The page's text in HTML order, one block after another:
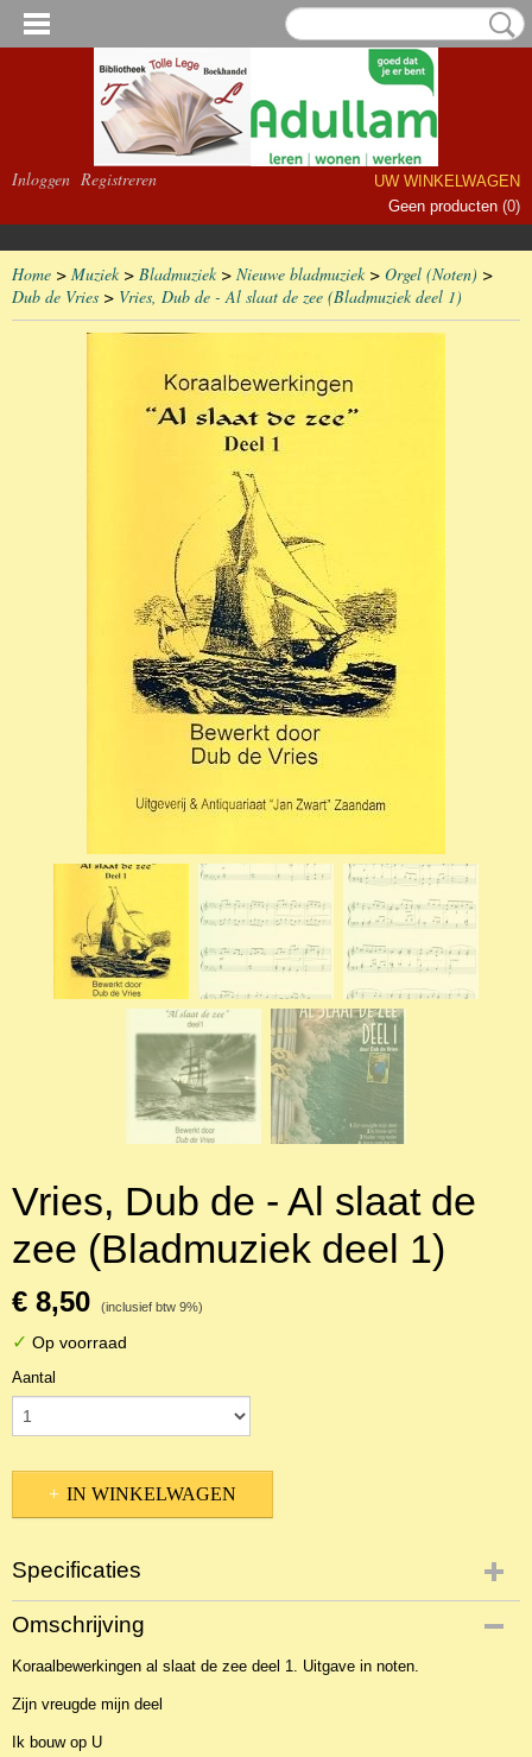
Inloggen Registreren
UW WINKELWAGEN
Geen producten (0)
Home > Muziek> Bladmuziek> Nieuwe bladmuziek> Orgel (Noten) >
Dub de Vries > Vries, Dub de - Al slaat de zee (Bladmuziek deel 1)
Vries, Dub de - Al slaat de
zee (Bladmuziek deel 1)
€ 8,50 (inclusief btw 9%)
✓ Op voorraad
Aantal
IN WINKELWAGEN
Specificaties
Productcode
NBLNOr-1760
EAN code
Omschrijving
Koraalbewerkingen al slaat de zee deel 1. Uitgave in noten.
Zijn vreugde mijn deel
Ik bouw op U